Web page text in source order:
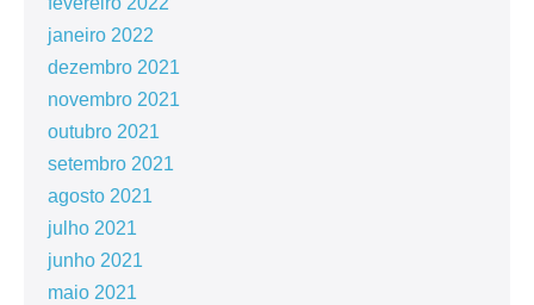
janeiro 2022
dezembro 2021
novembro 2021
outubro 2021
setembro 2021
agosto 2021
julho 2021
junho 2021
maio 2021